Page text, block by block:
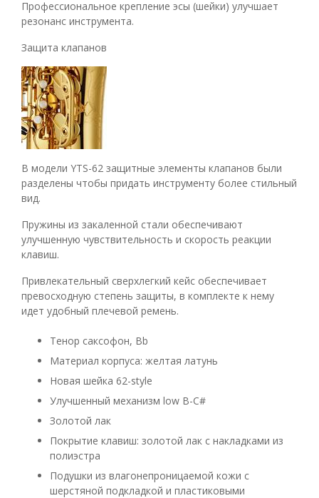
Профессиональное крепление эсы (шейки) улучшает
резонанс инструмента.
Защита клапанов
В модели YTS-62 защитные элементы клапанов были
разделены чтобы придать инструменту более стильный
вид.
Пружины из закаленной стали обеспечивают
улучшенную чувствительность и скорость реакции
клавиш.
Привлекательный сверхлегкий кейс обеспечивает
превосходную степень защиты, в комплекте к нему
идет удобный плечевой ремень.
Тенор саксофон, Bb
Материал корпуса: желтая латунь
Новая шейка 62-style
Улучшенный механизм low B-C#
Золотой лак
Покрытие клавиш: золотой лак с накладками из
полиэстра
Подушки из влагонепроницаемой кожи с
шерстяной подкладкой и пластиковыми